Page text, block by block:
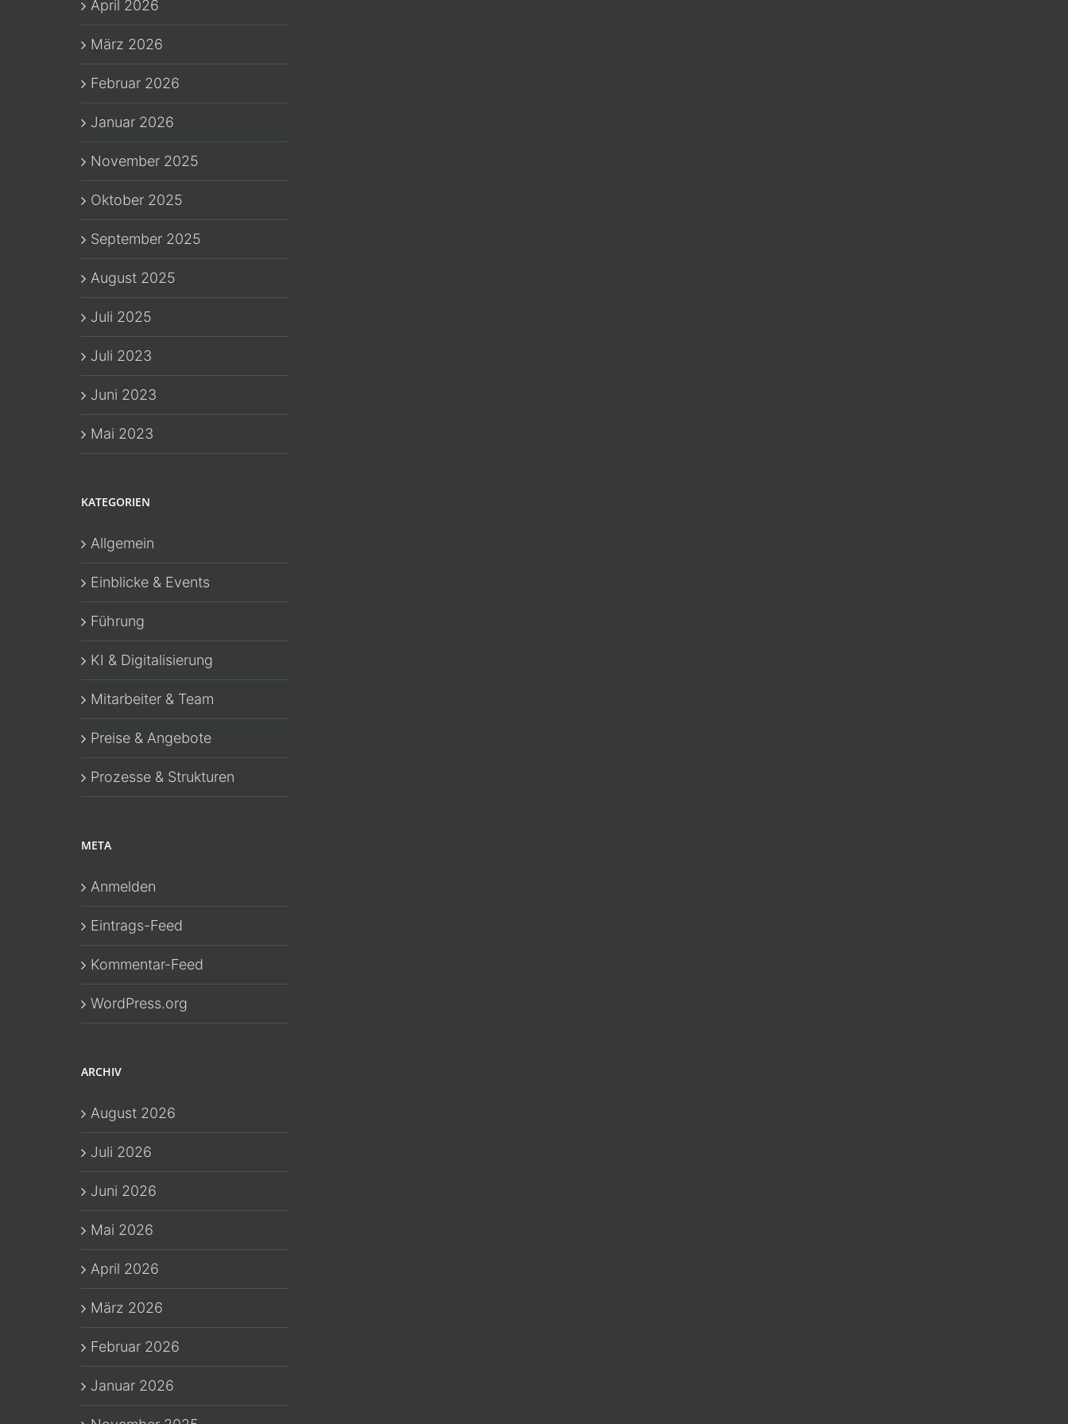
April 2026
März 2026
Februar 2026
Januar 2026
November 2025
Oktober 2025
September 2025
August 2025
Juli 2025
Juli 2023
Juni 2023
Mai 2023
KATEGORIEN
Allgemein
Einblicke & Events
Führung
KI & Digitalisierung
Mitarbeiter & Team
Preise & Angebote
Prozesse & Strukturen
META
Anmelden
Eintrags-Feed
Kommentar-Feed
WordPress.org
ARCHIV
August 2026
Juli 2026
Juni 2026
Mai 2026
April 2026
März 2026
Februar 2026
Januar 2026